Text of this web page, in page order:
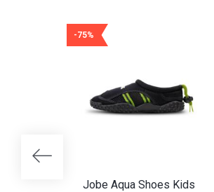
-75%
Jobe Aqua Shoes Kids